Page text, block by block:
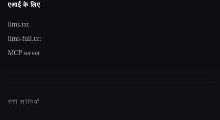
एआई के लिए
llms.txt
llms-full.txt
MCP server
सभी श्रेणियाँ